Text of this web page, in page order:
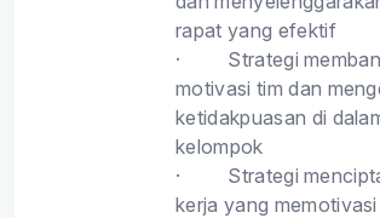
rapat yang efektif
·
Strategi
motivasi tim dan
ketidakpuasan di
kelompok
·
Strategi
kerja yang memotivasi